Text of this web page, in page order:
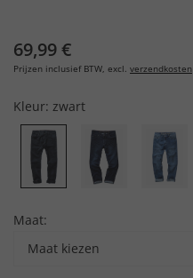
69,99 €
Prijzen inclusief BTW, excl. verzendkosten
Kleur: zwart
Maat:
Maat kiezen